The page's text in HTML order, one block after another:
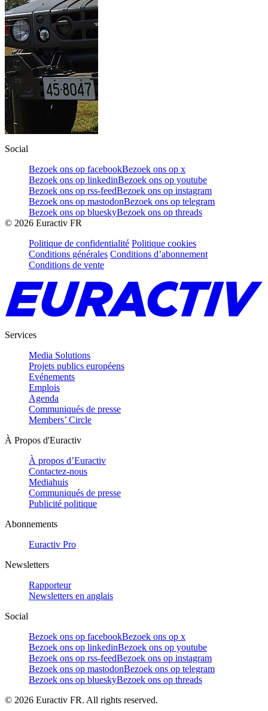
Social
Bezoek ons op facebookBezoek ons op x
Bezoek ons op linkedinBezoek ons op youtube
Bezoek ons op rss-feedBezoek ons op instagram
Bezoek ons op mastodonBezoek ons op telegram
Bezoek ons op blueskyBezoek ons op threads
© 2026 Euractiv FR
Politique de confidentialité Politique cookies
Conditions générales Conditions d’abonnement
Conditions de vente
Services
Media Solutions
Projets publics européens
Evénements
Emplois
Agenda
Communiqués de presse
Members’ Circle
À Propos d'Euractiv
À propos d’Euractiv
Contactez-nous
Mediahuis
Communiqués de presse
Publicité politique
Abonnements
Euractiv Pro
Newsletters
Rapporteur
Newsletters en anglais
Social
Bezoek ons op facebookBezoek ons op x
Bezoek ons op linkedinBezoek ons op youtube
Bezoek ons op rss-feedBezoek ons op instagram
Bezoek ons op mastodonBezoek ons op telegram
Bezoek ons op blueskyBezoek ons op threads
© 2026 Euractiv FR. All rights reserved.